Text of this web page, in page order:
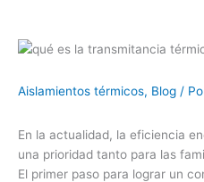
Aislamientos térmicos, Blog /
En la actualidad, la eficiencia
una prioridad tanto para las
El primer paso para lograr un